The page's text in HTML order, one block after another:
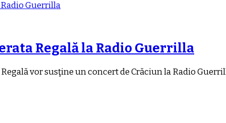
Regală la Radio Guerrilla
vor susţine un concert de Crăciun la Radio